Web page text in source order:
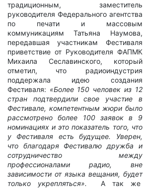
традиционным, заместитель
руководителя Федерального агентства
по печати и массовым
коммуникациям Татьяна Наумова,
передавшая участникам Фестиваля
приветствие от Руководителя ФАПМК
Михаила Сеславинского, который
отметил, что радиоиндустрия
поддержала идею создания
Фестиваля: «Более 150 человек из 12
стран подтвердили свое участие в
Фестивале, компетентным жюри было
рассмотрено более 100 заявок в 9
номинациях и это показатель того, что
у Фестиваля есть будущее. Уверен,
что благодаря Фестивалю дружба и
сотрудничество между
профессионалами радио, вне
зависимости от языка вещания, будет
только укрепляться». А так же